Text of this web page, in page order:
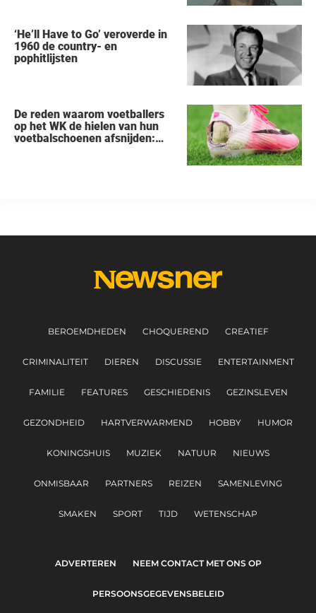
‘He’ll Have to Go’ veroverde in
1960 de country- en
pophitlijsten
De reden waarom voetballers
op het WK de hielen van hun
voetbalschoenen afsnijden:
BEROEMDHEDEN CHOQUEREND CREATIEF
CRIMINALITEIT DIEREN DISCUSSIE ENTERTAINMENT
FAMILIE FEATURES GESCHIEDENIS GEZINSLEVEN
GEZONDHEID HARTVERWARMEND HOBBY HUMOR
KONINGSHUIS MUZIEK NATUUR NIEUWS
ONMISBAAR PARTNERS REIZEN SAMENLEVING
SMAKEN SPORT TIJD WETENSCHAP
ADVERTEREN NEEM CONTACT MET ONS OP
PERSOONSGEGEVENSBELEID